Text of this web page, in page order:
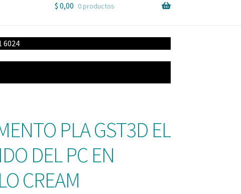
$ 0,00 0 productos
6024
PLA GST3D EL
DEL PC EN
CREAM